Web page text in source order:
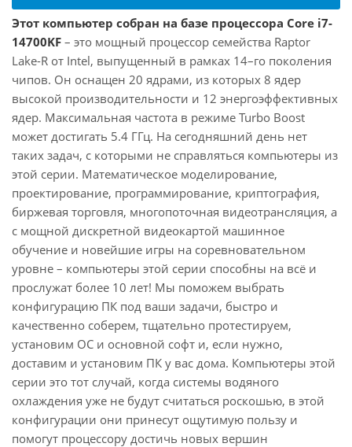
Этот компьютер собран на базе процессора Core i7-
14700KF – это мощный процессор семейства Raptor
Lake-R от Intel, выпущенный в рамках 14–го поколения
чипов. Он оснащен 20 ядрами, из которых 8 ядер
высокой производительности и 12 энергоэффективных
ядер. Максимальная частота в режиме Turbo Boost
может достигать 5.4 ГГц. На сегодняшний день нет
таких задач, с которыми не справляться компьютеры из
этой серии. Математическое моделирование,
проектирование, программирование, криптография,
биржевая торговля, многопоточная видеотрансляция, а
с мощной дискретной видеокартой машинное
обучение и новейшие игры на соревновательном
уровне – компьютеры этой серии способны на всё и
прослужат более 10 лет! Мы поможем выбрать
конфигурацию ПК под ваши задачи, быстро и
качественно соберем, тщательно протестируем,
установим ОС и основной софт и, если нужно,
доставим и установим ПК у вас дома. Компьютеры этой
серии это тот случай, когда системы водяного
охлаждения уже не будут считаться роскошью, в этой
конфигурации они принесут ощутимую пользу и
помогут процессору достичь новых вершин